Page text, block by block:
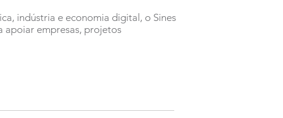
indústria e economia digital, o Sines
apoiar empresas, projetos